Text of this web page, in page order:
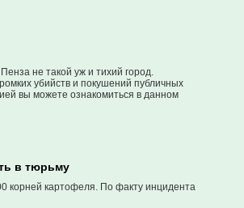
не такой уж и тихий город.
убийств и покушений публичных
вы можете ознакомиться в данном
в тюрьму
корней картофеля. По факту инцидента